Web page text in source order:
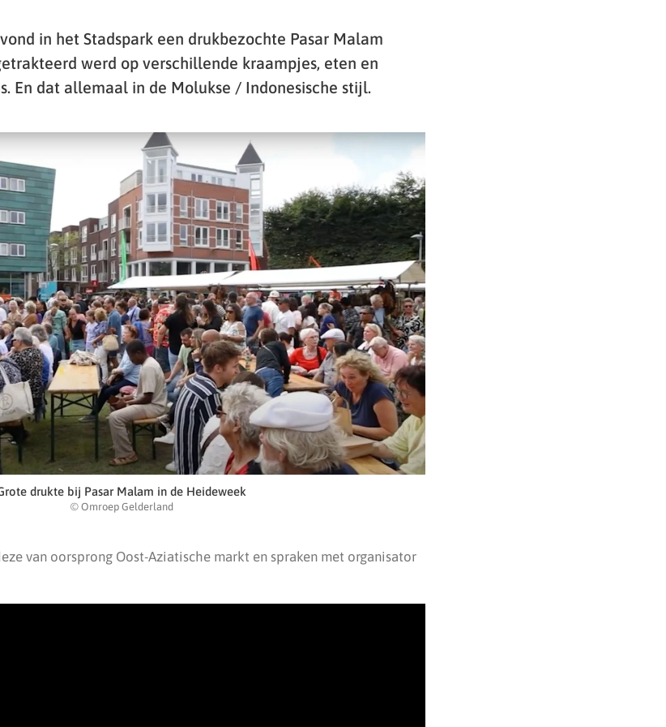
in het Stadspark een drukbezochte Pasar Malam
werd op verschillende kraampjes, eten en
En dat allemaal in de Molukse / Indonesische stijl.
drukte bij Pasar Malam in de Heideweek
© Omroep Gelderland
van oorsprong Oost-Aziatische markt en spraken met organisator